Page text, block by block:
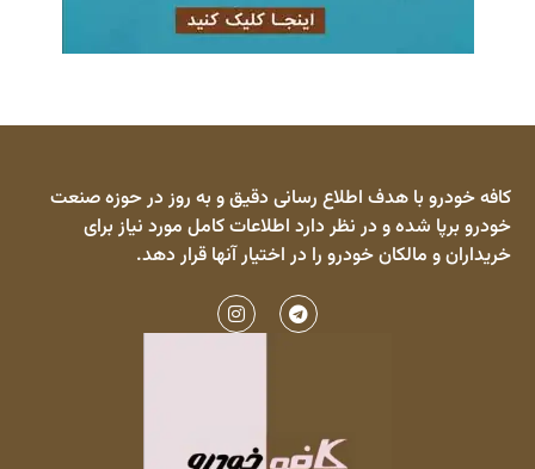
کافه خودرو با هدف اطلاع رسانی دقیق و به روز در حوزه صنعت
خودرو برپا شده و در نظر دارد اطلاعات کامل مورد نیاز برای
خریداران و مالکان خودرو را در اختیار آنها قرار دهد.